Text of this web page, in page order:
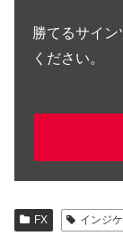
勝てるサイ
ください。
FX インジ